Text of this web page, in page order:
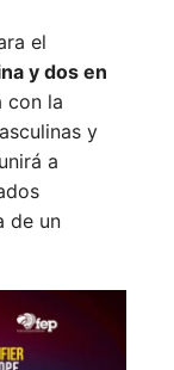
el
y dos en
con la
y
a
de un